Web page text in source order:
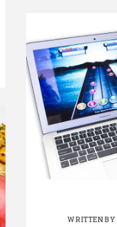
WRITTEN BY